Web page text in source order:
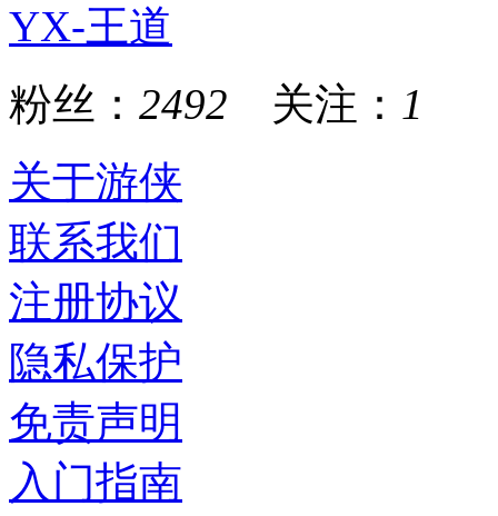
YX-王道
粉丝： 2492 关注： 1
关于游侠
联系我们
注册协议
隐私保护
免责声明
入门指南